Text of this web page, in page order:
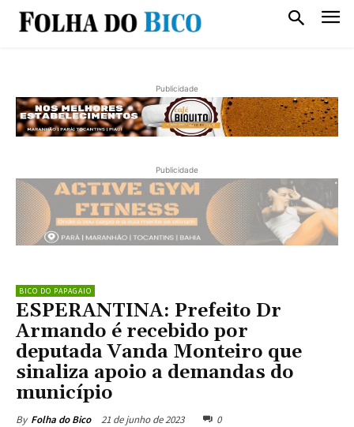
Publicidade
Publicidade
BICO DO PAPAGAIO
ESPERANTINA: Prefeito Dr
Armando é recebido por
deputada Vanda Monteiro que
sinaliza apoio a demandas do
município
By Folha do Bico 21 de junho de 2023 0